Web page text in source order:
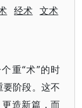
经术 文术
重“术”的时
阶段。这不
更造新篇，而